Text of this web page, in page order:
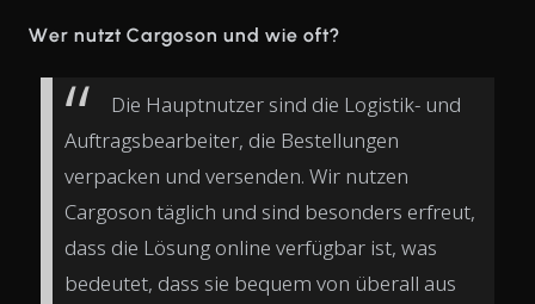
Wer nutzt Cargoson und wie oft?
Die Hauptnutzer sind die Logistik- und
Auftragsbearbeiter, die Bestellungen
verpacken und versenden. Wir nutzen
Cargoson täglich und sind besonders erfreut,
dass die Lösung online verfügbar ist, was
bedeutet, dass sie bequem von überall aus